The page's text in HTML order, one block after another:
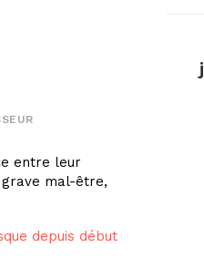
entre leur
grave mal-être,
depuis début